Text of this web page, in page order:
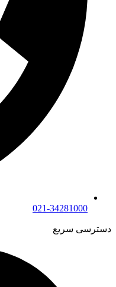
021-34281000
دسترسی سریع